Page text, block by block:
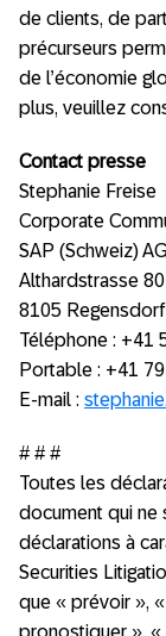
de clients, de
précurseurs
de l’économie
plus, veuillez
Contact presse
Stephanie Freise
Corporate
SAP (Schweiz)
Althardstrasse 80
8105 Regensdorf
Téléphone : +41
Portable : +41
E-mail :
# # #
Toutes les
document qui ne
déclarations à
Securities
que « prévoir »,
pronostiquer », «